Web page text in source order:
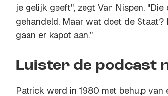
je gelijk geeft", zegt Van Nispen.
gehandeld. Maar wat doet de Staat?
gaan er kapot aan."
Luister de podcast
Patrick werd in 1980 met behulp